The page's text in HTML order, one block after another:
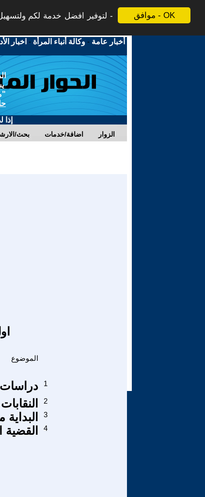
موافق - OK
لتوفير افضل خدمة لكم
أخبار عامة -وكالة أنباء المرأة - اخبار
بحث/ اضافة/خدمات الزوار
الموضوع
دراسات 1
2
البداية
3
القضية 4